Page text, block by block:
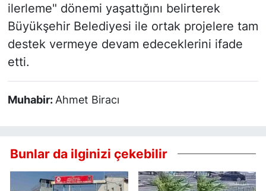
ilerleme" dönemi yaşattığını belirterek
Büyükşehir Belediyesi ile ortak projelere tam
destek vermeye devam edeceklerini ifade
etti.
Muhabir: Ahmet Biracı
Bunlar da ilginizi çekebilir